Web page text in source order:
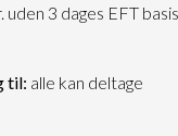
uden 3 dages EFT basis
til: alle kan deltage